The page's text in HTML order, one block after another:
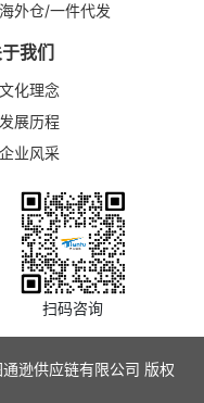
海外仓/一件代发
我们
文化理念
发展历程
企业风采
扫码咨询
逊供应链有限公司 版权